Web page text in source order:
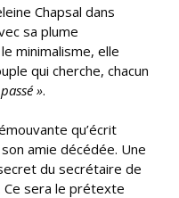
Chapsal dans
sa plume
minimalisme, elle
qui cherche, chacun
».
qu’écrit
amie décédée. Une
du secrétaire de
Ce sera le prétexte